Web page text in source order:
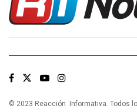
© 2023 Reacción Informativa. Todos